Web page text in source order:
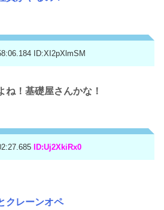
ID:XI2pXlmSM
ね！基礎屋さんかな！
ID:Uj2XkiRx0
クレーンオペ